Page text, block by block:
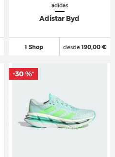
adidas
Adistar Byd
1 Shop desde190,00 €
-30 %*